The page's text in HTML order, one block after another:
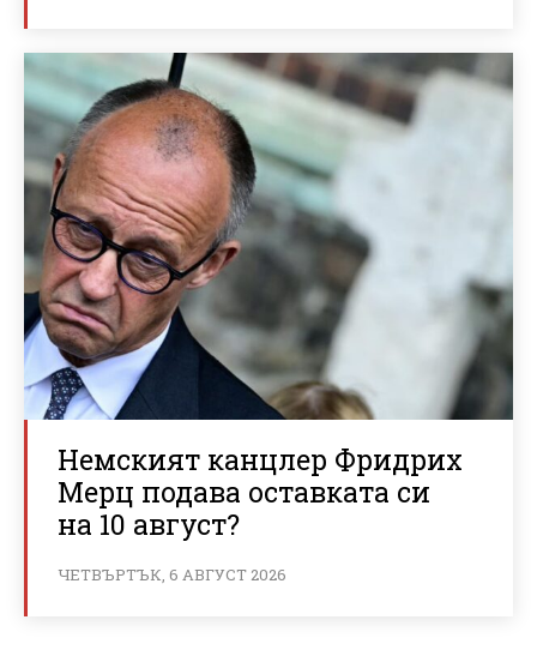
Немският канцлер Фридрих
Мерц подава оставката си
на 10 август?
ЧЕТВЪРТЪК, 6 АВГУСТ 2026